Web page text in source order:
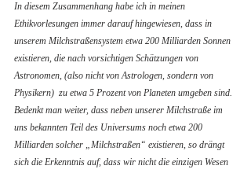
In diesem Zusammenhang habe ich in meinen
Ethikvorlesungen immer darauf hingewiesen, dass in
unserem Milchstraßensystem etwa 200 Milliarden Sonnen
existieren, die nach vorsichtigen Schätzungen von
Astronomen, (also nicht von Astrologen, sondern von
Physikern)  zu etwa 5 Prozent von Planeten umgeben sind.
Bedenkt man weiter, dass neben unserer Milchstraße im
uns bekannten Teil des Universums noch etwa 200
Milliarden solcher „Milchstraßen“ existieren, so drängt
sich die Erkenntnis auf, dass wir nicht die einzigen Wesen